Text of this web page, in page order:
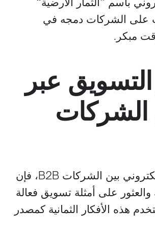
على الشركات دمجه في
مبكر.
التسويق عبر
الشركات
حتى إذا كنت تدرك قيمة التسويق عبر البريد الإلكتروني بين الشركات B2B، فإن
على أمثلة تسويق فعالة
هذه الأفكار الثمانية كمصدر